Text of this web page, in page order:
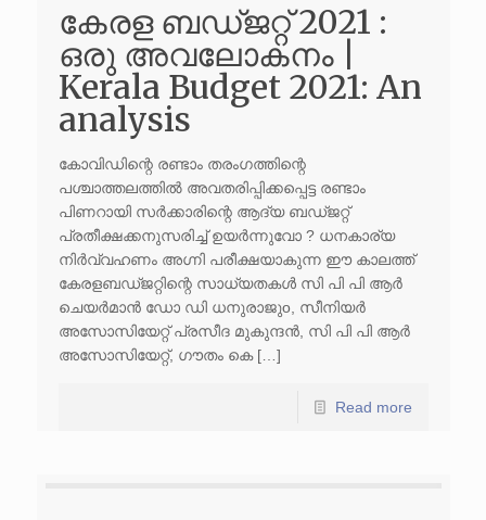
കേരള ബഡ്ജറ്റ് 2021 :
ഒരു അവലോകനം |
Kerala Budget 2021: An
analysis
കോവിഡിന്റെ രണ്ടാം തരംഗത്തിന്റെ
പശ്ചാത്തലത്തിൽ അവതരിപ്പിക്കപ്പെട്ട രണ്ടാം
പിണറായി സർക്കാരിന്റെ ആദ്യ ബഡ്ജറ്റ്
പ്രതീക്ഷക്കനുസരിച്ച് ഉയർന്നുവോ ? ധനകാര്യ
നിർവ്വഹണം അഗ്നി പരീക്ഷയാകുന്ന ഈ കാലത്ത്
കേരളബഡ്ജറ്റിന്റെ സാധ്യതകൾ സി പി പി ആർ
ചെയർമാൻ ഡോ ഡി ധനുരാജുo, സീനിയർ
അസോസിയേറ്റ് പ്രസീദ മുകുന്ദൻ, സി പി പി ആർ
അസോസിയേറ്റ്, ഗൗതം കെ […]
Read more